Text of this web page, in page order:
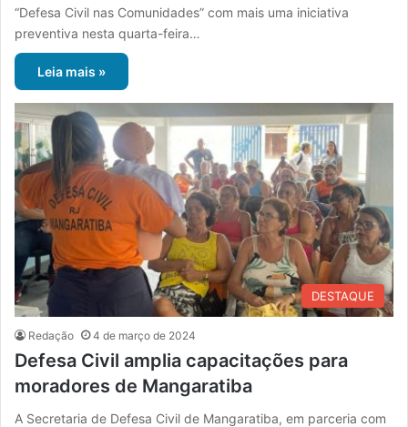
“Defesa Civil nas Comunidades” com mais uma iniciativa
preventiva nesta quarta-feira…
Leia mais »
DESTAQUE
Redação 4 de março de 2024
Defesa Civil amplia capacitações para
moradores de Mangaratiba
A Secretaria de Defesa Civil de Mangaratiba, em parceria com